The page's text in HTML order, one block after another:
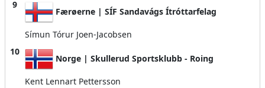
9
Færøerne | SÍF Sandavágs Ítróttarfelag
Símun Tórur Joen-Jacobsen
10
Norge | Skullerud Sportsklubb - Roing
Kent Lennart Pettersson